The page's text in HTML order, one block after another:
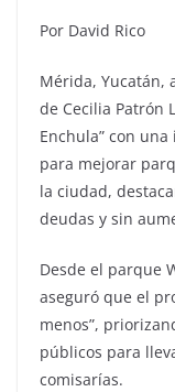
Por David Rico
Mérida, Yucatán,
de Cecilia Patrón
Enchula” con
para mejorar
la ciudad,
deudas y sin
Desde el parque
aseguró que el
menos”,
públicos para
comisarías.